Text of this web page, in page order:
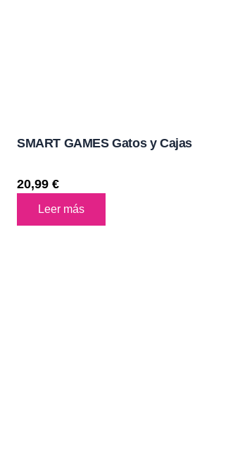
SMART GAMES Gatos y Cajas
20,99 €
Leer más